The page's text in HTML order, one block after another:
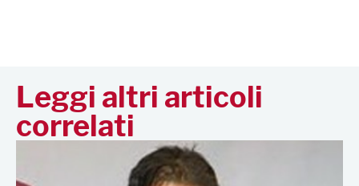
Leggi altri articoli
correlati